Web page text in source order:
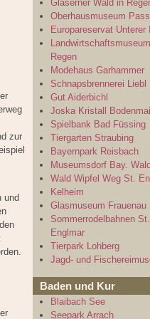
zur
und
Gläserner Wald in
Oberhausmuseum
Europareservat Unterer
Regen
Modehaus Garhammer
Schnapsbrennerei Liebl
Gut Aiderbichl
Joska Kristall
Spielbank Bad Füssing
Tiergarten Straubing
Bayernpark Reisbach
Museumsdorf Bay. Wald
Wald Wipfel Weg St.
Kelheim
Glasmuseum Frauenau
Sommerrodelbahnen St.
Englmar
Tierpark Lohberg
Jagd- und
Baden und Kur
Blaibach See
Seepark Arrach